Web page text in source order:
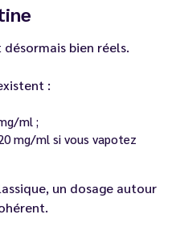
bien réels.
:
ml ;
mg/ml si vous vapotez
un dosage autour